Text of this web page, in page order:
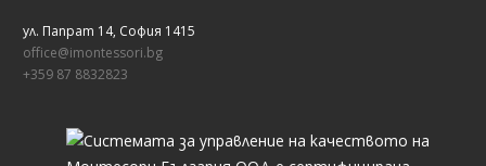
ул. Папрат 14, София 1415
office@imontessori.bg
+359 87 8832823